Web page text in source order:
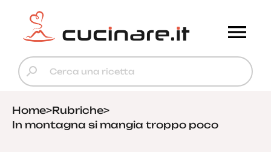
Home>Rubriche>
In montagna si mangia troppo poco